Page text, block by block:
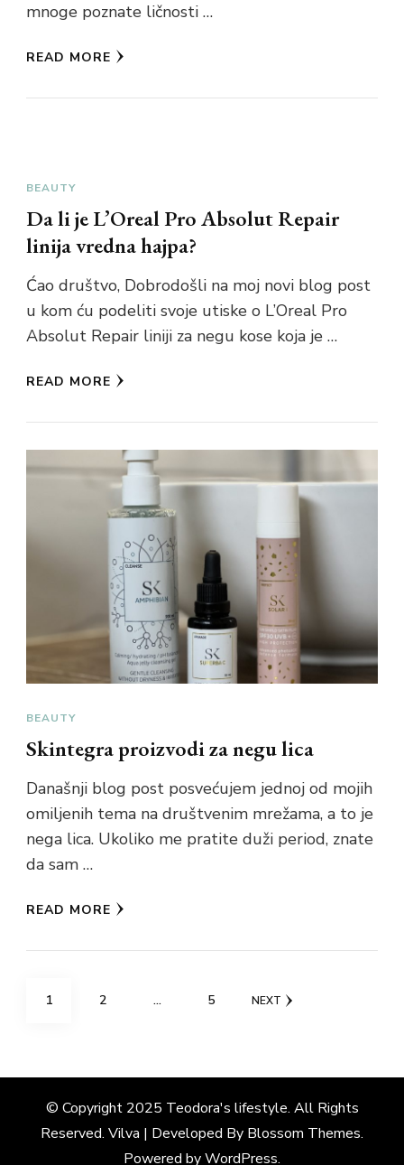
mnoge poznate ličnosti …
READ MORE
BEAUTY
Da li je L’Oreal Pro Absolut Repair
linija vredna hajpa?
Ćao društvo, Dobrodošli na moj novi blog post
u kom ću podeliti svoje utiske o L’Oreal Pro
Absolut Repair liniji za negu kose koja je …
READ MORE
BEAUTY
Skintegra proizvodi za negu lica
Današnji blog post posvećujem jednoj od mojih
omiljenih tema na društvenim mrežama, a to je
nega lica. Ukoliko me pratite duži period, znate
da sam …
READ MORE
Posts
PAGE
1 PAGE
2 … PAGE
5 NEXT
© Copyright 2025 Teodora's lifestyle. All Rights
Reserved. Vilva | Developed By Blossom Themes.
Powered byWordPress.